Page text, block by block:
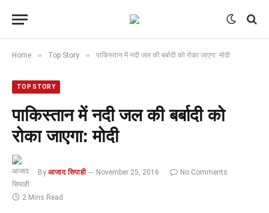
Home » Top Story » पाकिस्तान में नदी जल की बर्बादी को रोका जाएगा: मोदी
TOP STORY
पाकिस्तान में नदी जल की बर्बादी को
रोका जाएगा: मोदी
By आजाद सिपाही November 25, 2016 No Comments
2 Mins Read